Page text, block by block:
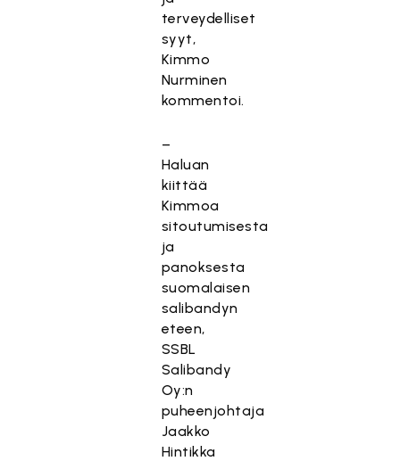
terveydelliset
syyt,
Kimmo
Nurminen
kommentoi.
–
Haluan
kiittää
Kimmoa
sitoutumisesta
ja
panoksesta
suomalaisen
salibandyn
eteen,
SSBL
Salibandy
Oy:n
puheenjohtaja
Jaakko
Hintikka